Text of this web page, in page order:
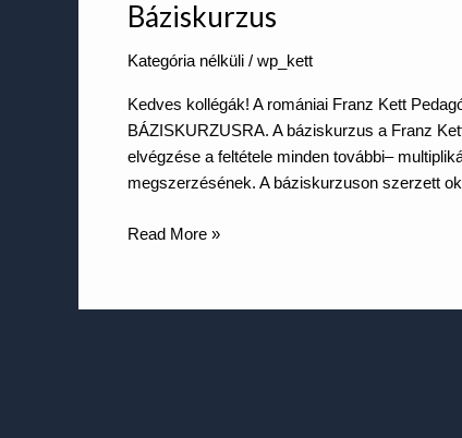
Báziskurzus
Kategória nélküli / wp_kett
Kedves kollégák! A romániai Franz Kett
BÁZISKURZUSRA. A báziskurzus a Franz
elvégzése a feltétele minden további–
megszerzésének. A báziskurzuson szerzett
Báziskurzus
Read More »